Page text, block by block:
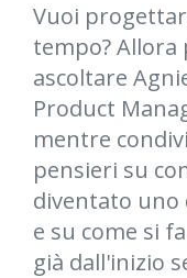
Vuoi
tempo?
ascoltare
Product
mentre
pensieri su
diventato uno
e su come si
già dall'inizio